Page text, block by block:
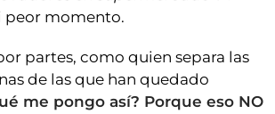
peor momento.
partes, como quien separa las
de las que han quedado
me pongo así? Porque eso NO